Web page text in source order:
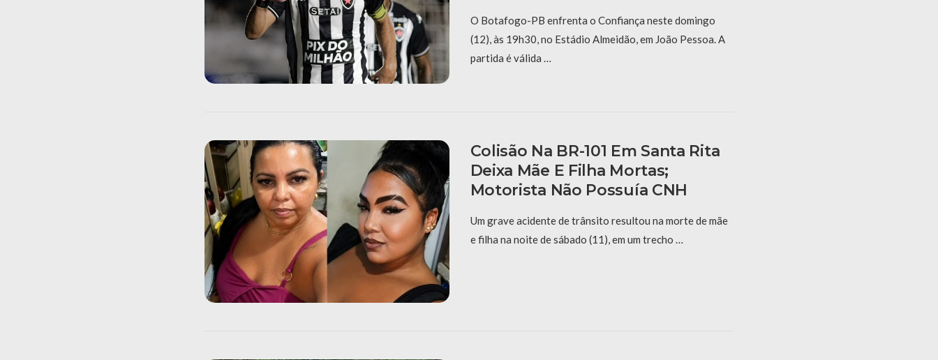
O Botafogo-PB enfrenta o Confiança neste domingo
(12), às 19h30, no Estádio Almeidão, em João Pessoa. A
partida é válida …
Colisão Na BR-101 Em Santa Rita
Deixa Mãe E Filha Mortas;
Motorista Não Possuía CNH
Um grave acidente de trânsito resultou na morte de mãe
e filha na noite de sábado (11), em um trecho …